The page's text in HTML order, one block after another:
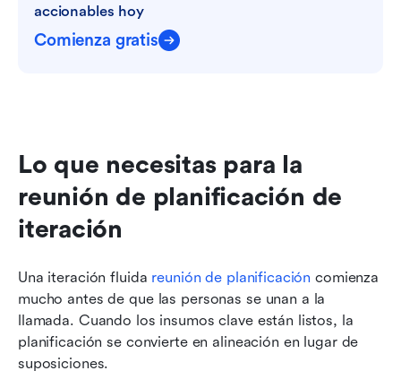
accionables hoy
Comienza gratis
Lo que necesitas para la
reunión de planificación de
iteración
Una iteración fluida reunión de planificación comienza
mucho antes de que las personas se unan a la
llamada. Cuando los insumos clave están listos, la
planificación se convierte en alineación en lugar de
suposiciones.